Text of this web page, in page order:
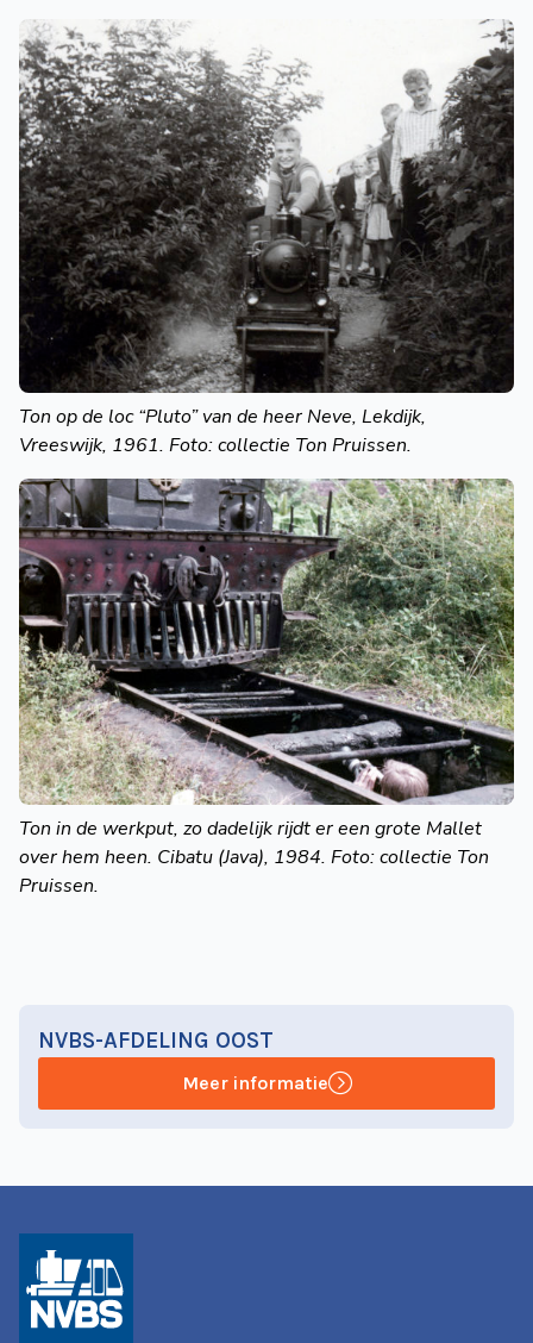
Ton op de loc “Pluto” van de heer Neve, Lekdijk,
Vreeswijk, 1961. Foto: collectie Ton Pruissen.
Ton in de werkput, zo dadelijk rijdt er een grote Mallet
over hem heen. Cibatu (Java), 1984. Foto: collectie Ton
Pruissen.
NVBS-AFDELING OOST
Meer informatie